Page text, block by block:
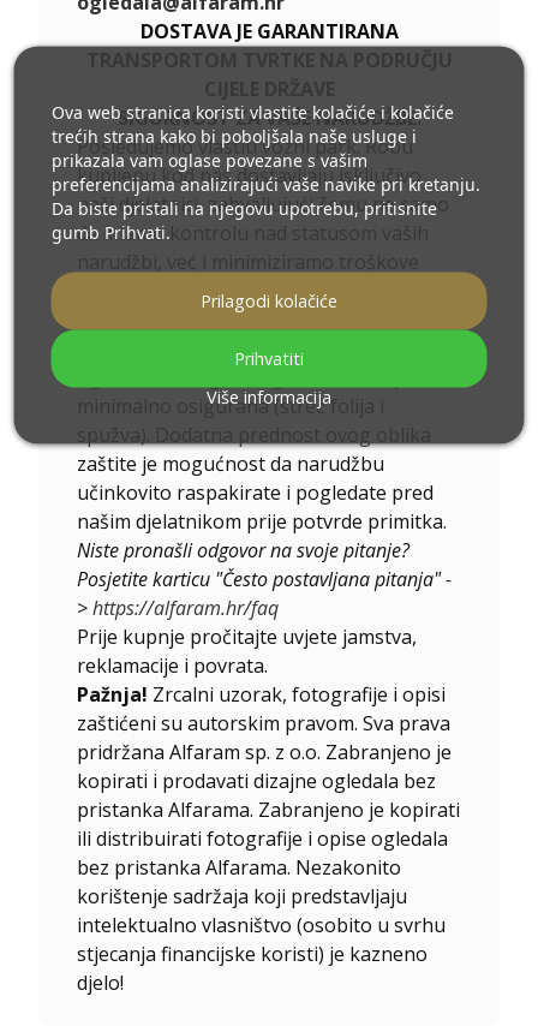
DOSTAVA JE GARANTIRANA
SIGURNOST ZA VAŠE NARUDŽBE.
Posjedujemo vlastiti vozni park. Robu
kupljenu kod nas dostavljaju isključivo
naši djelatnici, zahvaljujući čemu ne samo
da imamo kontrolu nad statusom vaših
dostave. Dodatno, radeći za ekologiju,
kako bi što manje zagađivali okoliš,
transport smo prilagodili prijevozu
minimalno osigurana (streč folija i
zaštite je mogućnost da narudžbu
učinkovito raspakirate i pogledate pred
našim djelatnikom prije potvrde primitka.
Niste pronašli odgovor na svoje pitanje?
Posjetite karticu "Često postavljana pitanja" -
>https://alfaram.hr/faq
Prije kupnje pročitajte uvjete jamstva,
reklamacije i povrata.
Pažnja! Zrcalni uzorak, fotografije i opisi
zaštićeni su autorskim pravom. Sva prava
pridržana Alfaram sp. z o.o. Zabranjeno je
kopirati i prodavati dizajne ogledala bez
pristanka Alfarama. Zabranjeno je kopirati
ili distribuirati fotografije i opise ogledala
bez pristanka Alfarama. Nezakonito
korištenje sadržaja koji predstavljaju
intelektualno vlasništvo (osobito u svrhu
stjecanja financijske koristi) je kazneno
djelo!
Ova web stranica koristi vlastite kolačiće i kolačiće
trećih strana kako bi poboljšala naše usluge i
prikazala vam oglase povezane s vašim
preferencijama analizirajući vaše navike pri kretanju.
Da biste pristali na njegovu upotrebu, pritisnite
gumb Prihvati.
Više informacija
Prilagodi kolačiće
Prihvatiti